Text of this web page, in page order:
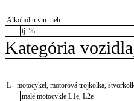
Alkohol u vin. neh.
tj. %
Kategória
L - motocykel, motorová trojkolka,
malé motocykle L1e, L2e